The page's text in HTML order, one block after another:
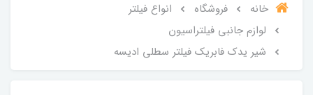
خانه فروشگاه
انواع فیلتر
لوازم جانبی فیلتراسیون
شیر یدک فابریک فیلتر سطلی ادیسه